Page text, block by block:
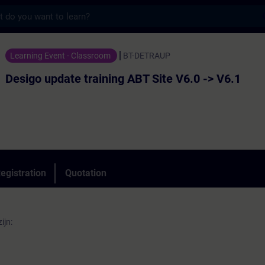
training ABT Site V6.0 -> V6.1 -
Learning Event - Classroom BT-DETRAUP
Desigo update training ABT Site V6.0 -> V6.1
Quotation